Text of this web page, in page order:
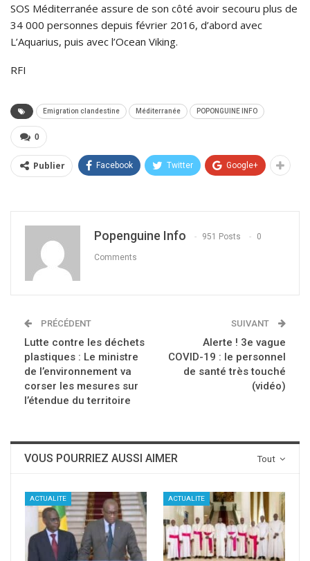
SOS Méditerranée assure de son côté avoir secouru plus de
34 000 personnes depuis février 2016, d’abord avec
L’Aquarius, puis avec l’Ocean Viking.
RFI
Emigration clandestine Méditerranée POPONGUINE INFO
0
Publier Facebook Twitter Google+
Popenguine Info 951 Posts 0
Comments
PRÉCÉDENT
Lutte contre les déchets
plastiques : Le ministre
de l’environnement va
corser les mesures sur
l’étendue du territoire
SUIVANT
Alerte ! 3e vague
COVID-19 : le personnel
de santé très touché
(vidéo)
Tout
VOUS POURRIEZ AUSSI AIMER
ACTUALITE ACTUALITE